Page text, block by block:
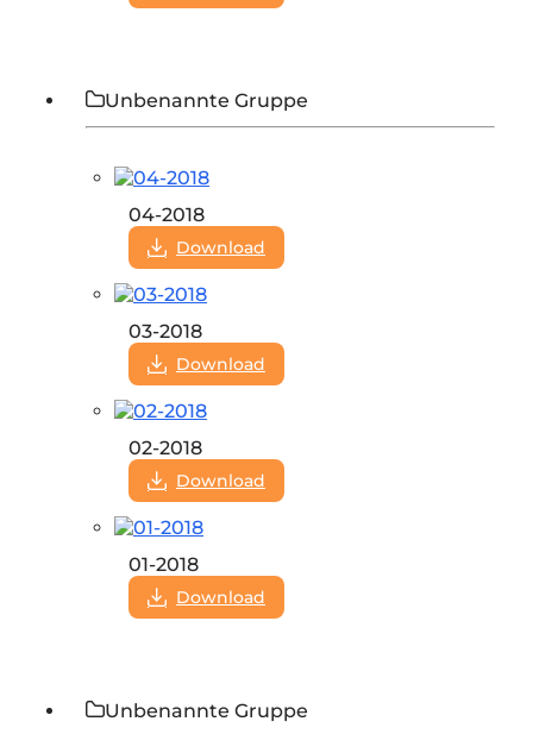
Unbenannte Gruppe
04-2018
Download
03-2018
Download
02-2018
Download
01-2018
Download
Unbenannte Gruppe